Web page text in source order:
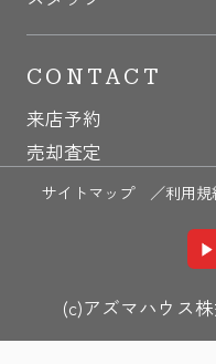
CONTACT
来店予約
売却査定
サイトマップ ／利用
(c)アズマハウス